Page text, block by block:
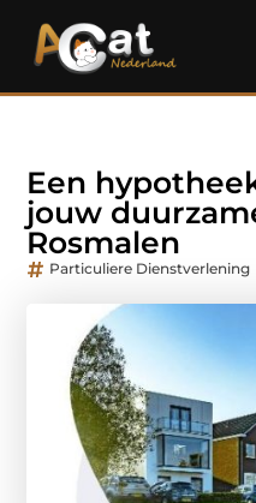
Een
jouw
Rosmalen
Particuliere Dienstverlening